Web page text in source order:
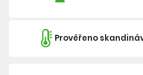
Prověřeno